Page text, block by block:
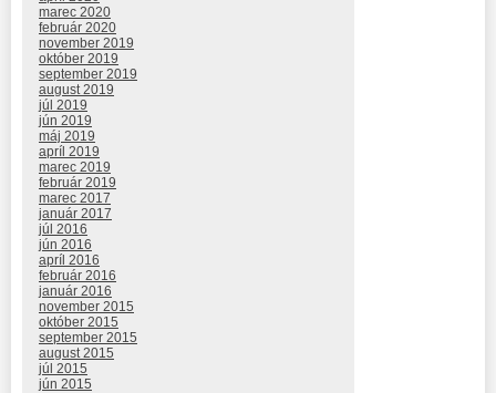
marec 2020
február 2020
november 2019
október 2019
september 2019
august 2019
júl 2019
jún 2019
máj 2019
apríl 2019
marec 2019
február 2019
marec 2017
január 2017
júl 2016
jún 2016
apríl 2016
február 2016
január 2016
november 2015
október 2015
september 2015
august 2015
júl 2015
jún 2015